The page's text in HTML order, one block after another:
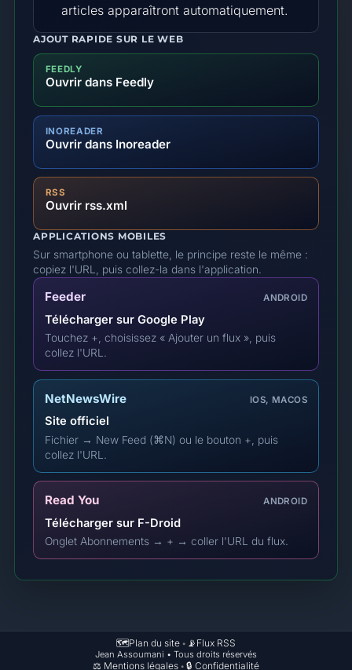
articles apparaîtront automatiquement.
AJOUT RAPIDE SUR LE WEB
FEEDLY
Ouvrir dans Feedly
INOREADER
Ouvrir dans Inoreader
RSS
Ouvrir rss.xml
APPLICATIONS MOBILES
Sur smartphone ou tablette, le principe reste le même :
copiez l'URL, puis collez-la dans l'application.
Feeder ANDROID
Télécharger sur Google Play
Touchez +, choisissez « Ajouter un flux », puis
collez l'URL.
NetNewsWire IOS, MACOS
Site officiel
Fichier → New Feed (⌘N) ou le bouton +, puis
collez l'URL.
Read You ANDROID
Télécharger sur F-Droid
Onglet Abonnements → + → coller l'URL du flux.
🗺️Plan du site • 📡 Flux RSS
Jean Assoumani • Tous droits réservés
⚖️ Mentions légales • 🔒 Confidentialité